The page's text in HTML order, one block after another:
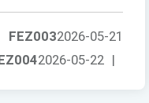
FEZ0032026-05-21
2026-05-22 |